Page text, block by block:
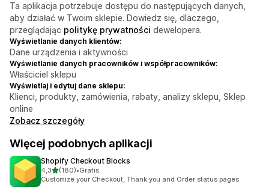
Ta aplikacja potrzebuje dostępu do następujących danych,
aby działać w Twoim sklepie. Dowiedz się, dlaczego,
przeglądając politykę prywatności dewelopera.
Wyświetlanie danych klientów:
Dane urządzenia i aktywności
Wyświetlanie danych pracowników i współpracowników:
Właściciel sklepu
Wyświetlaj i edytuj dane sklepu:
Klienci, produkty, zamówienia, rabaty, analizy sklepu, Sklep
online
Zobacz szczegóły
Więcej podobnych aplikacji
Shopify Checkout Blocks
4,3na 5 gwiazdek
(180)
Łączna liczba recenzji: 180
•Gratis
Customize your Checkout, Thank you and Order status pages